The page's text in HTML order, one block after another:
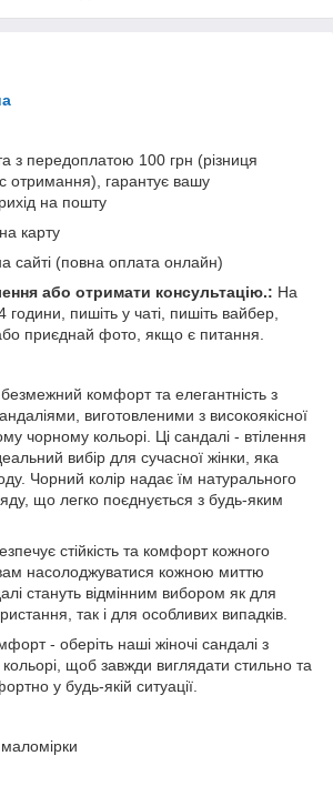
з передоплатою 100 грн (різниця
отримання), гарантує вашу
на пошту
карту
сайті (повна оплата онлайн)
або отримати консультацію.: На
години, пишіть у чаті, пишіть вайбер,
приєднай фото, якщо є питання.
комфорт та елегантність з
виготовленими з високоякісної
чорному кольорі. Ці сандалі - втілення
вибір для сучасної жінки, яка
Чорний колір надає їм натурального
що легко поєднується з будь-яким
стійкість та комфорт кожного
насолоджуватися кожною миттю
стануть відмінним вибором як для
так і для особливих випадків.
- оберіть наші жіночі сандалі з
щоб завжди виглядати стильно та
у будь-якій ситуації.
маломірки